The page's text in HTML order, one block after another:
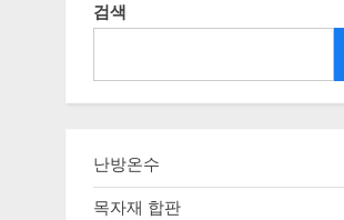
검색
난방온수
목자재 합판